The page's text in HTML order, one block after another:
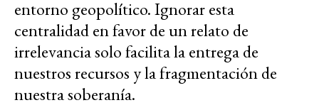
entorno geopolítico. Ignorar esta
centralidad en favor de un relato de
irrelevancia solo facilita la entrega de
nuestros recursos y la fragmentación de
nuestra soberanía.